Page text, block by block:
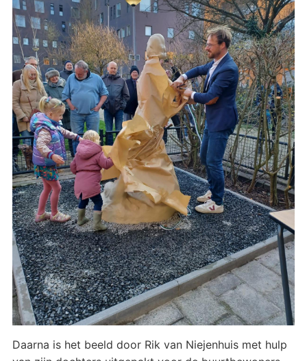
Daarna is het beeld door Rik van Niejenhuis met hulp